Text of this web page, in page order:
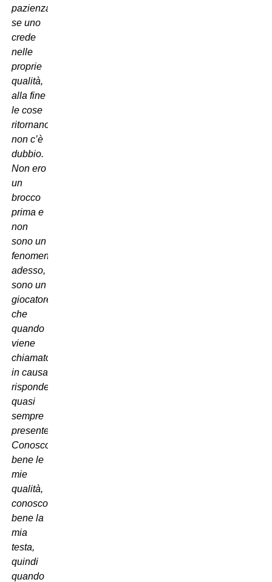
pazienza,
se uno
crede
nelle
proprie
qualità,
alla fine
le cose
ritornano,
non c’è
dubbio.
Non ero
un
brocco
prima e
non
sono un
fenomeno
adesso,
sono un
giocatore
che
quando
viene
chiamato
in causa
risponde
quasi
sempre
presente.
Conosco
bene le
mie
qualità,
conosco
bene la
mia
testa,
quindi
quando